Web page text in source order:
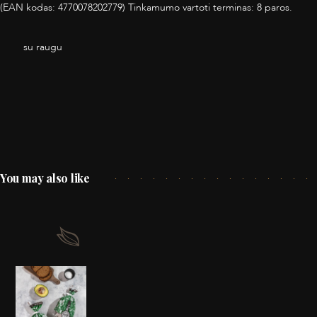
(EAN kodas: 4770078202779) Tinkamumo vartoti terminas: 8 paros.
su raugu
You may also like